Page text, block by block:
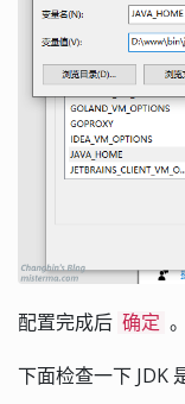
配置完成后 确定 。
下面检查一下 JDK